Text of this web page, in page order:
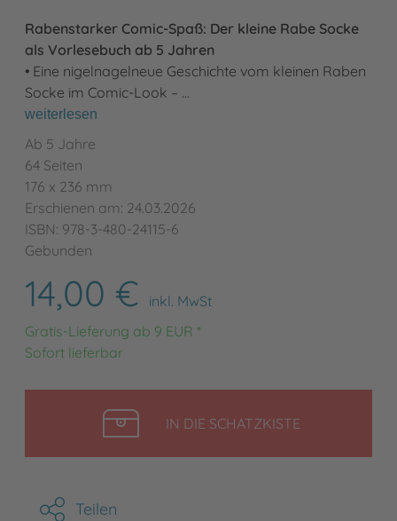
Rabenstarker Comic-Spaß: Der kleine Rabe Socke
als Vorlesebuch ab 5 Jahren
• Eine nigelnagelneue Geschichte vom kleinen Raben
Socke im Comic-Look – …
weiterlesen
Ab 5 Jahre
64 Seiten
176 x 236 mm
Erschienen am: 24.03.2026
ISBN: 978-3-480-24115-6
Gebunden
14,00 €
inkl. MwSt
Gratis-Lieferung ab 9 EUR *
Sofort lieferbar
IN DIE SCHATZKISTELEGEN
Teilen